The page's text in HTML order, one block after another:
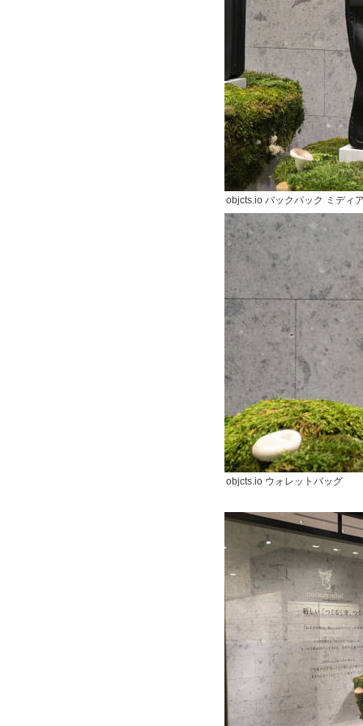
objcts.io バックパック ミディ
objcts.io ウォレットバッグ